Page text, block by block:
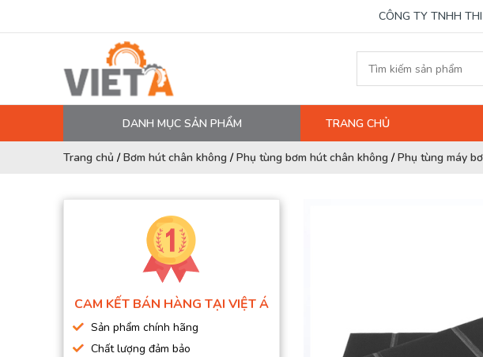
CÔNG TY TNHH
DANH MỤC SẢN PHẨM
MÁY NÉN KHÍ
DẦU MÁY NÉN KHÍ
DÂY HƠI, ỐNG HƠI
BƠM MÀNG KHÍ NÉN
TRANG CHỦ
Trang chủ /Bơm hút chân không /Phụ tùng bơm hút chân không /Phụ tùng máy
CAM KẾT BÁN HÀNG TẠI VIỆT Á
Sản phẩm chính hãng
Chất lượng đảm bảo